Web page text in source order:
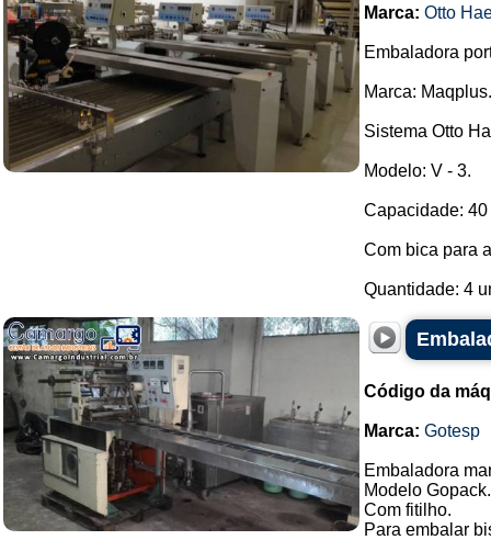
Marca: Otto
Embaladora
Marca: Maqplus.
Sistema Otto
Modelo: V - 3.
Capacidade:
Com bica para
Quantidade: 4
Código da
Marca: Gotesp
Embaladora
Modelo Gopack.
Com fitilho.
Para embalar